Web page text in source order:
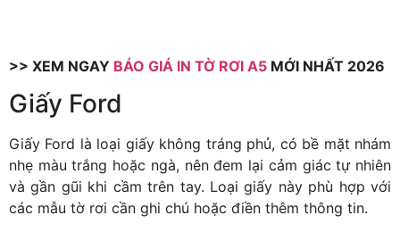
>> XEM NGAY BÁO GIÁ IN TỜ RƠI A5 MỚI NHẤT 2026
Giấy Ford
Giấy Ford là loại giấy không tráng phủ, có bề mặt nhám
nhẹ màu trắng hoặc ngà, nên đem lại cảm giác tự nhiên
và gần gũi khi cầm trên tay. Loại giấy này phù hợp với
các mẫu tờ rơi cần ghi chú hoặc điền thêm thông tin.